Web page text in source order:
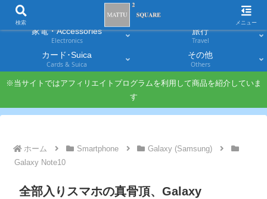
家電・Accessories
Electronics
旅行
Travel
カード･Suica
Cards & Suica
その他
Others
※当サイトではアフィリエイトプログラムを利用して商品を紹介していま
す
ホーム Smartphone
Galaxy (Samsung)
Galaxy Note10
全部入りスマホの真骨頂、Galaxy
検索 メニュー